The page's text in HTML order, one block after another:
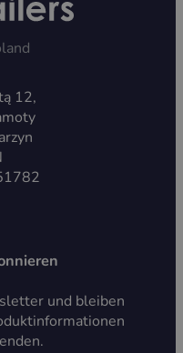
12,
und bleiben